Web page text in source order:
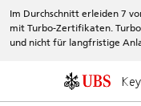
Im Durchschnitt erleiden 7
mit Turbo-Zertifikaten.
und nicht für langfristige